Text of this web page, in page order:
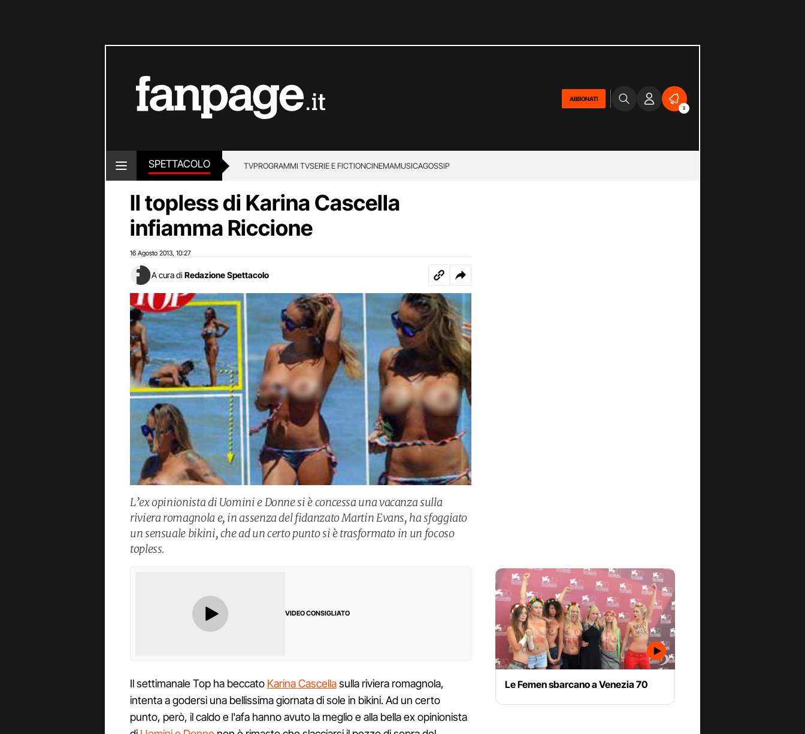
ABBONATI
2
SPETTACOLO TVPROGRAMMI TVSERIE E FICTIONCINEMAMUSICAGOSSIP
Il topless di Karina Cascella
infiamma Riccione
16 Agosto 2013 10:27
A cura di Redazione Spettacolo
L’ex opinionista di Uomini e Donne si è concessa una vacanza sulla
riviera romagnola e, in assenza del fidanzato Martin Evans, ha sfoggiato
un sensuale bikini, che ad un certo punto si è trasformato in un focoso
topless.
VIDEO CONSIGLIATO
Il settimanale Top ha beccato Karina Cascellasulla riviera romagnola,
intenta a godersi una bellissima giornata di sole in bikini. Ad un certo
punto, però, il caldo e l'afa hanno avuto la meglio e alla bella ex opinionista
Le Femen sbarcano a Venezia 70